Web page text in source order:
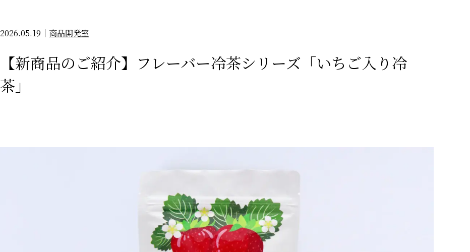
2026.05.19 ｜ 商品開発室
【新商品のご紹介】フレーバー冷茶シリーズ「いちご入り冷
茶」